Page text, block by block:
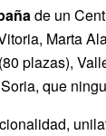
de un
Marta
plazas),
que